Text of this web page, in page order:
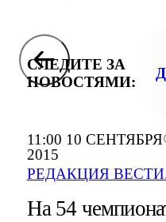
11:00 10 СЕНТЯБРЯ
2015
РЕДАКЦИЯ
СЛЕДИТЕ ЗА
НОВОСТЯМИ:
На 54